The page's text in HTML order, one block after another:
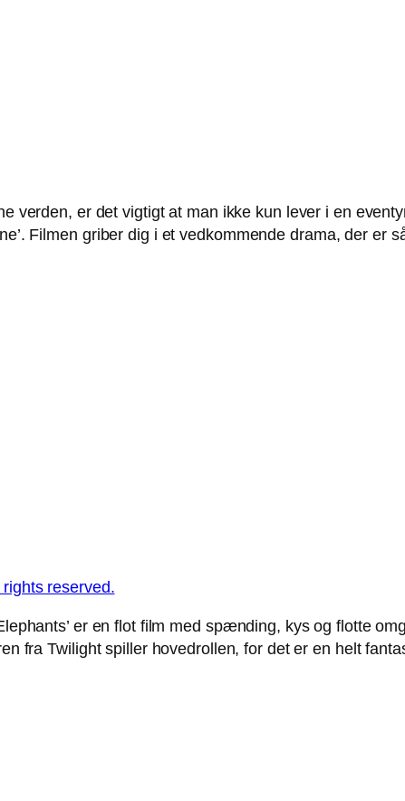
verden, er det vigtigt at man ikke kun lever i en
Filmen griber dig i et vedkommende drama, der er
er en flot film med spænding, kys og flotte
fra Twilight spiller hovedrollen, for det er en helt